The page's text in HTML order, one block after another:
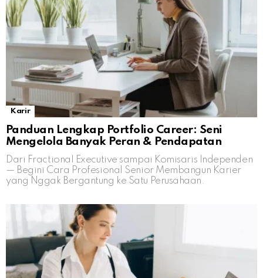
Karir
Panduan Lengkap Portfolio Career: Seni
Mengelola Banyak Peran & Pendapatan
Dari Fractional Executive sampai Komisaris Independen
— Begini Cara Profesional Senior Membangun Karier
yang Nggak Bergantung ke Satu Perusahaan.